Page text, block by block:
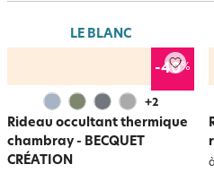
large choix derideaux de qualité
aux
tissé jacquard, occultants…), tantôt
rideaux pour que vous vous sentiez
LE BLANC
-40%
+2
Rideau occultant thermique
chambray - BECQUET
CRÉATION